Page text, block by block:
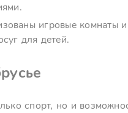
игровые комнаты
для детей.
спорт, но и